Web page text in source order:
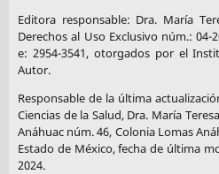
Editora responsable: Dra. María
Derechos al Uso Exclusivo núm.: 04-
e: 2954-3541, otorgados por el
Autor.
Responsable de la última
Ciencias de la Salud, Dra. María
Anáhuac núm. 46, Colonia Lomas
Estado de México, fecha de última
2024.